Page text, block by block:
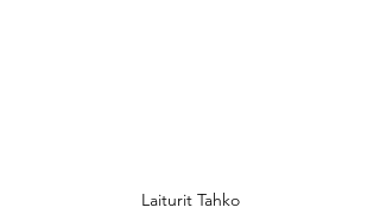
Laiturit Tahko